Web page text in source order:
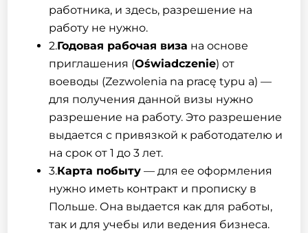
работника, и здесь, разрешение на
работу не нужно.
2.Годовая рабочая виза на основе
приглашения (Oświadczenie) от
воеводы (Zezwolenia na pracę typu a) —
для получения данной визы нужно
разрешение на работу. Это разрешение
выдается с привязкой к работодателю и
на срок от 1 до 3 лет.
3.Карта побыту — для ее оформления
нужно иметь контракт и прописку в
Польше. Она выдается как для работы,
так и для учебы или ведения бизнеса.